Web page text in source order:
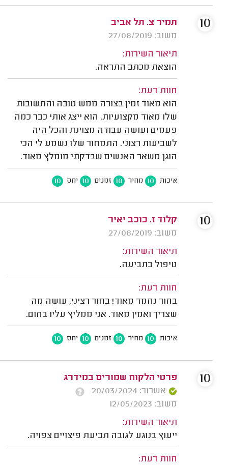
תמיר צ. תל אביב
משוב: 27/08/2019
תיאור השירות:
הוצאת מכתב התראה.
חוות דעת:
הוא מאוד זמין בצורה ממש טובה והתשובות
שלו מאוד מקצועיות. הוא ייצג אותי כבר כמה
פעמים ועושה עבודה מצוינת והכל היה
לשביעות רצוני. התמחור שלו נשמע לי הכי
הוגן משאר האנשים שבדקתי מומלץ מאוד.
איכות 10 מחיר 10 זמנים 10 יחס 10
10
קלוד ז. כוכב יאיר
משוב: 27/08/2019
תיאור השירות:
טיפול בתביעה.
חוות דעת:
בחור נחמד מאוד! בחור רציני, עושה מה
שצריך ואמין מאוד. אני ממליץ עליו בחום.
איכות 10 מחיר 10 זמנים 10 יחס 10
10
פרטי הלקוח שמורים במידרג
אשרור: 20/03/2024
משוב: 12/05/2023
תיאור השירות:
ייעוץ בנוגע לגובה תביעת פיצויים צפויה.
חוות דעת:
10